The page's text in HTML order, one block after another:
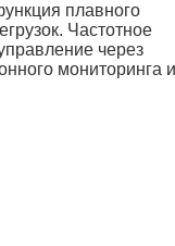
плавного
Частотное
через
мониторинга и